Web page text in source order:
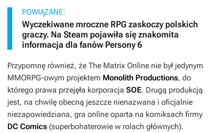
POWIĄZANE:
Wyczekiwane mroczne RPG zaskoczy polskich
graczy. Na Steam pojawiła się znakomita
informacja dla fanów Persony 6
Przypomnę również, że The Matrix Online nie był jedynym
MMORPG-owym projektem Monolith Productions, do
którego prawa przejęła korporacja SOE. Drugą produkcją
jest, na chwilę obecną jeszcze nienazwana i oficjalnie
niezapowiedziana, gra online oparta na komiksach firmy
DC Comics (superbohaterowie w rolach głównych).